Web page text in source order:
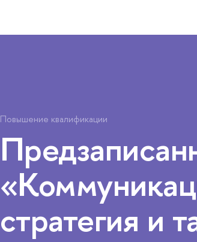
Повышение квалификации
стратегия и